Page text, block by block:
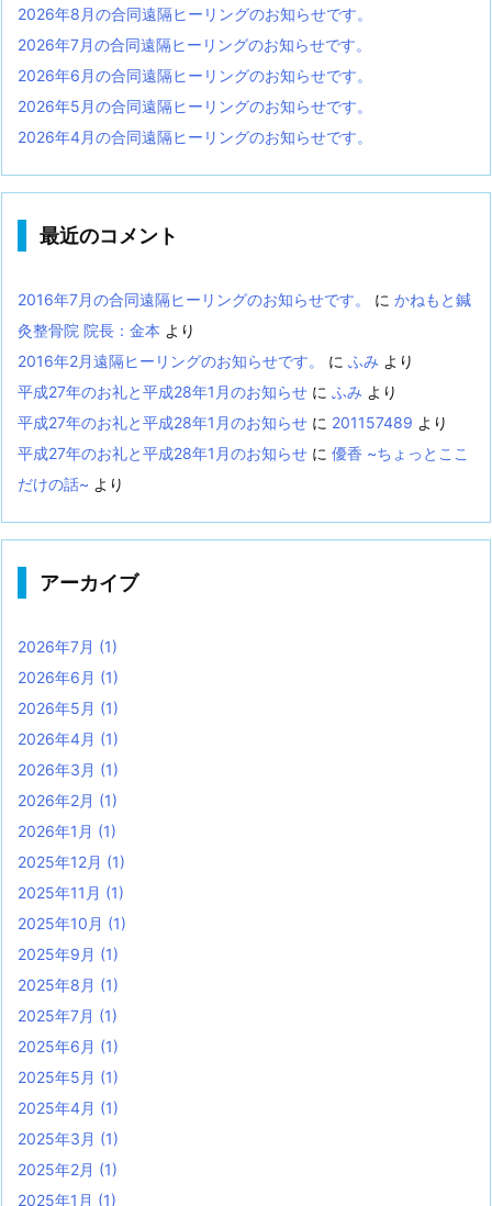
2026年8月の合同遠隔ヒーリングのお知らせです。
2026年7月の合同遠隔ヒーリングのお知らせです。
2026年6月の合同遠隔ヒーリングのお知らせです。
2026年5月の合同遠隔ヒーリングのお知らせです。
2026年4月の合同遠隔ヒーリングのお知らせです。
最近のコメント
2016年7月の合同遠隔ヒーリングのお知らせです。 に かねもと鍼
灸整骨院 院長：金本 より
2016年2月遠隔ヒーリングのお知らせです。
に ふみ より
平成27年のお礼と平成28年1月のお知らせ に ふみ より
平成27年のお礼と平成28年1月のお知らせ に 201157489 より
平成27年のお礼と平成28年1月のお知らせ に 優香 ~ちょっとここ
だけの話~ より
アーカイブ
2026年7月 (1)
2026年6月 (1)
2026年5月 (1)
2026年4月 (1)
2026年3月 (1)
2026年2月 (1)
2026年1月 (1)
2025年12月 (1)
2025年11月 (1)
2025年10月 (1)
2025年9月 (1)
2025年8月 (1)
2025年7月 (1)
2025年6月 (1)
2025年5月 (1)
2025年4月 (1)
2025年3月 (1)
2025年2月 (1)
2025年1月 (1)